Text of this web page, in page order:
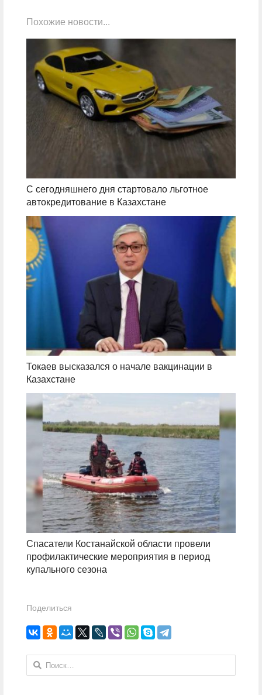
Похожие новости...
С сегодняшнего дня стартовало льготное
автокредитование в Казахстане
Токаев высказался о начале вакцинации в
Казахстане
Спасатели Костанайской области провели
профилактические мероприятия в период
купального сезона
Поделиться
Найти: